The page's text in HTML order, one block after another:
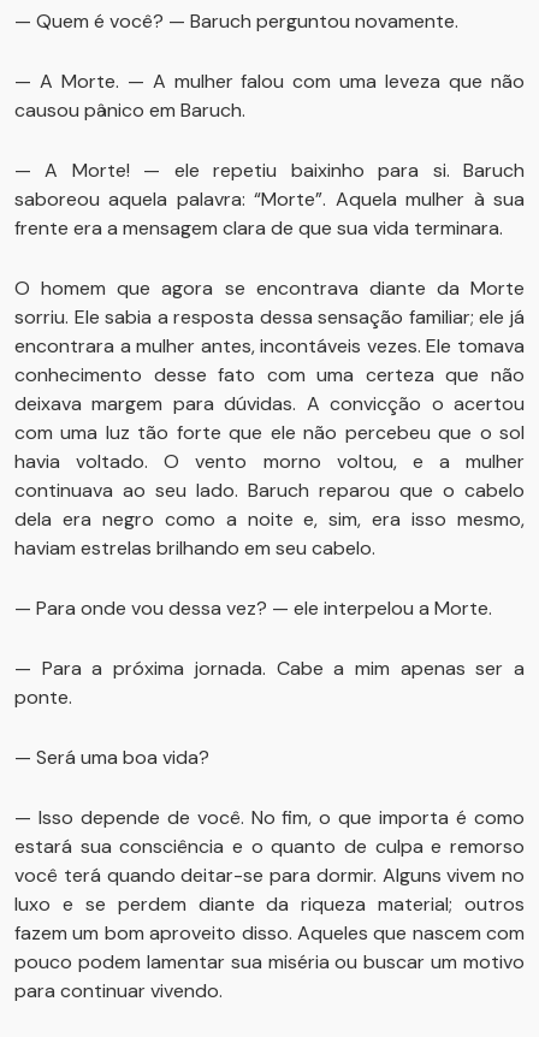
— Quem é você? — Baruch perguntou novamente.
— A Morte. — A mulher falou com uma leveza que não
causou pânico em Baruch.
— A Morte! — ele repetiu baixinho para si. Baruch
saboreou aquela palavra: “Morte”. Aquela mulher à sua
frente era a mensagem clara de que sua vida terminara.
O homem que agora se encontrava diante da Morte
sorriu. Ele sabia a resposta dessa sensação familiar; ele já
encontrara a mulher antes, incontáveis vezes. Ele tomava
conhecimento desse fato com uma certeza que não
deixava margem para dúvidas. A convicção o acertou
com uma luz tão forte que ele não percebeu que o sol
havia voltado. O vento morno voltou, e a mulher
continuava ao seu lado. Baruch reparou que o cabelo
dela era negro como a noite e, sim, era isso mesmo,
haviam estrelas brilhando em seu cabelo.
— Para onde vou dessa vez? — ele interpelou a Morte.
— Para a próxima jornada. Cabe a mim apenas ser a
ponte.
— Será uma boa vida?
— Isso depende de você. No fim, o que importa é como
estará sua consciência e o quanto de culpa e remorso
você terá quando deitar-se para dormir. Alguns vivem no
luxo e se perdem diante da riqueza material; outros
fazem um bom aproveito disso. Aqueles que nascem com
pouco podem lamentar sua miséria ou buscar um motivo
para continuar vivendo.